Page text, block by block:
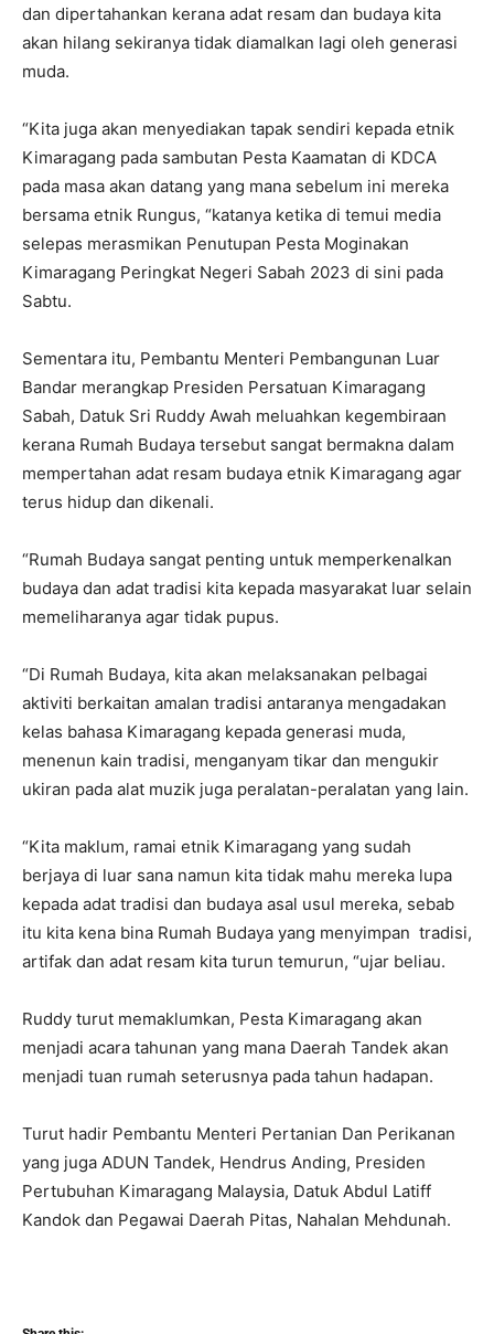
dan dipertahankan kerana adat resam dan budaya kita
akan hilang sekiranya tidak diamalkan lagi oleh generasi
muda.
“Kita juga akan menyediakan tapak sendiri kepada etnik
Kimaragang pada sambutan Pesta Kaamatan di KDCA
pada masa akan datang yang mana sebelum ini mereka
bersama etnik Rungus, “katanya ketika di temui media
selepas merasmikan Penutupan Pesta Moginakan
Kimaragang Peringkat Negeri Sabah 2023 di sini pada
Sabtu.
Sementara itu, Pembantu Menteri Pembangunan Luar
Bandar merangkap Presiden Persatuan Kimaragang
Sabah, Datuk Sri Ruddy Awah meluahkan kegembiraan
kerana Rumah Budaya tersebut sangat bermakna dalam
mempertahan adat resam budaya etnik Kimaragang agar
terus hidup dan dikenali.
“Rumah Budaya sangat penting untuk memperkenalkan
budaya dan adat tradisi kita kepada masyarakat luar selain
memeliharanya agar tidak pupus.
“Di Rumah Budaya, kita akan melaksanakan pelbagai
aktiviti berkaitan amalan tradisi antaranya mengadakan
kelas bahasa Kimaragang kepada generasi muda,
menenun kain tradisi, menganyam tikar dan mengukir
ukiran pada alat muzik juga peralatan-peralatan yang lain.
“Kita maklum, ramai etnik Kimaragang yang sudah
berjaya di luar sana namun kita tidak mahu mereka lupa
kepada adat tradisi dan budaya asal usul mereka, sebab
itu kita kena bina Rumah Budaya yang menyimpan tradisi,
artifak dan adat resam kita turun temurun, “ujar beliau.
Ruddy turut memaklumkan, Pesta Kimaragang akan
menjadi acara tahunan yang mana Daerah Tandek akan
menjadi tuan rumah seterusnya pada tahun hadapan.
Turut hadir Pembantu Menteri Pertanian Dan Perikanan
yang juga ADUN Tandek, Hendrus Anding, Presiden
Pertubuhan Kimaragang Malaysia, Datuk Abdul Latiff
Kandok dan Pegawai Daerah Pitas, Nahalan Mehdunah.